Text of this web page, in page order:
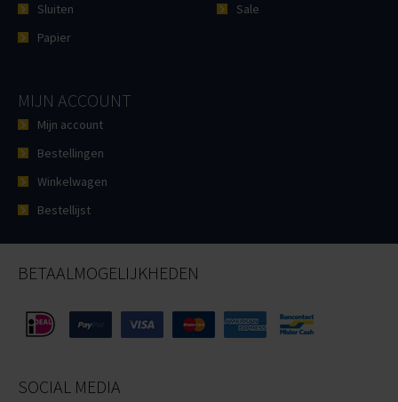
Sluiten
Papier
Sale
MIJN ACCOUNT
Mijn account
Bestellingen
Winkelwagen
Bestellijst
BETAALMOGELIJKHEDEN
SOCIAL MEDIA